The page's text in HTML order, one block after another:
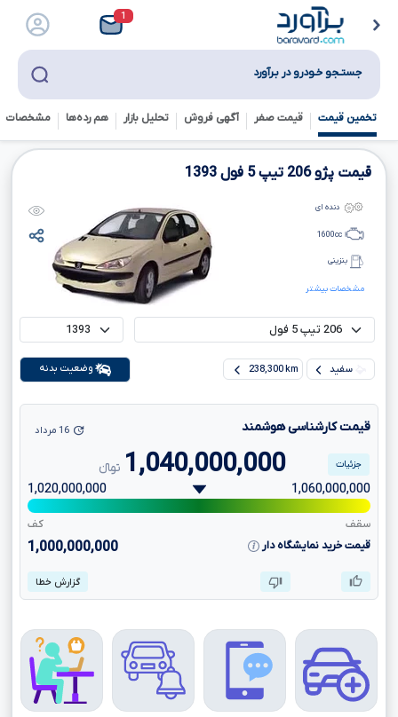
1
جستـجو خـودرو در بـرآورد
تخمین قیمت قیمت صفر آگهی فروش تحلیل بازار هم رده‌ها‌ مشخصات
قیمت پژو206 تیپ5 فول 1393
مشخصات بیشتر
دنده ای
1600cc
بنزینی
سفید 238,300 km وضعیت بدنه
قیمت کارشناسی هوشمند
1,040,000,000 تومانءءء
16 مرداد
جزئیات
1,060,000,000
1,020,000,000
سقف
کف
قیمت خرید نمایشگاه دار
1,000,000,000
گزارش خطا